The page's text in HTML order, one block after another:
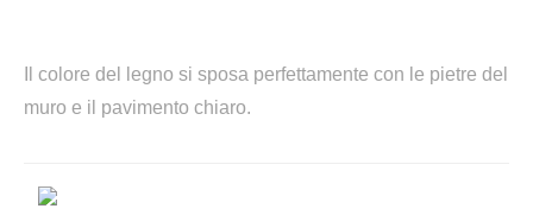
Il colore del legno si sposa perfettamente con le pietre del
muro e il pavimento chiaro.